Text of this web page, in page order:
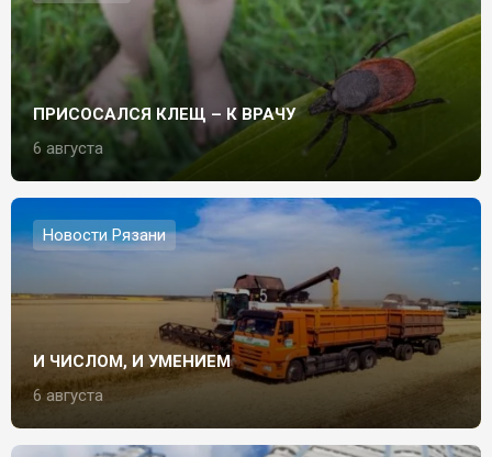
ПРИСОСАЛСЯ КЛЕЩ – К ВРАЧУ
6 августа
Новости Рязани
И ЧИСЛОМ, И УМЕНИЕМ
6 августа